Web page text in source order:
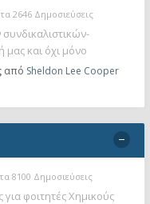
2646 Δημοσιεύσεις
και όχι μόνο
από Sheldon Lee Cooper
8100 Δημοσιεύσεις
φοιτητές Χημικούς